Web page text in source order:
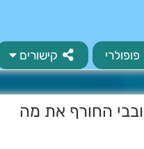
פופולרי קישורים
החורף את מה